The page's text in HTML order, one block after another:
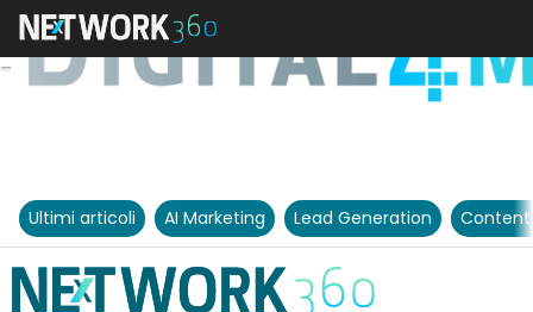
Ultimi articoli AI Marketing Lead Generation